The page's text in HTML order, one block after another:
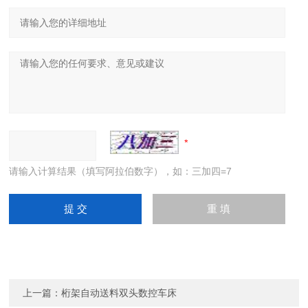
请输入计算结果（填写阿拉伯数字），如：三加四=7
上一篇：桁架自动送料双头数控车床